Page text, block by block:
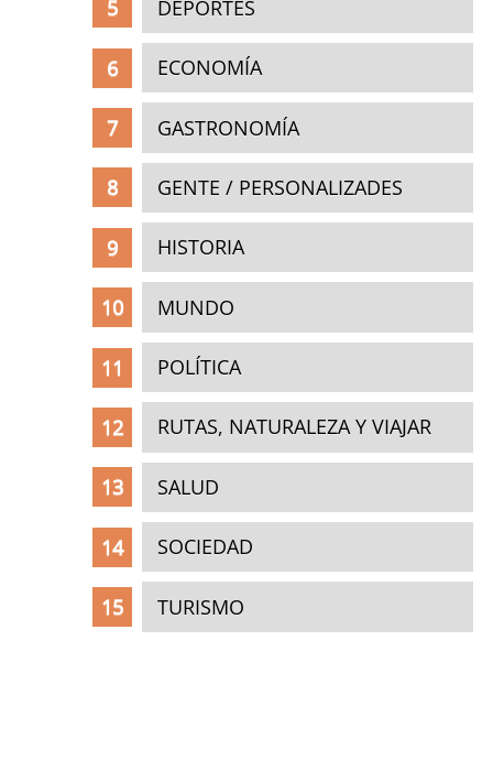
DEPORTES
ECONOMÍA
GASTRONOMÍA
GENTE / PERSONALIZADES
HISTORIA
MUNDO
POLÍTICA
RUTAS, NATURALEZA Y VIAJAR
SALUD
SOCIEDAD
TURISMO